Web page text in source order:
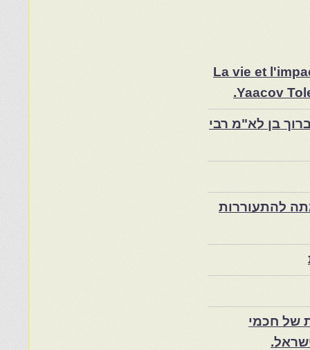
La vie et
Yaacov
בן לא"מ רבי
במרוקו בסוף המאה ה־19 ותרומתה להתעוררות
של חכמי